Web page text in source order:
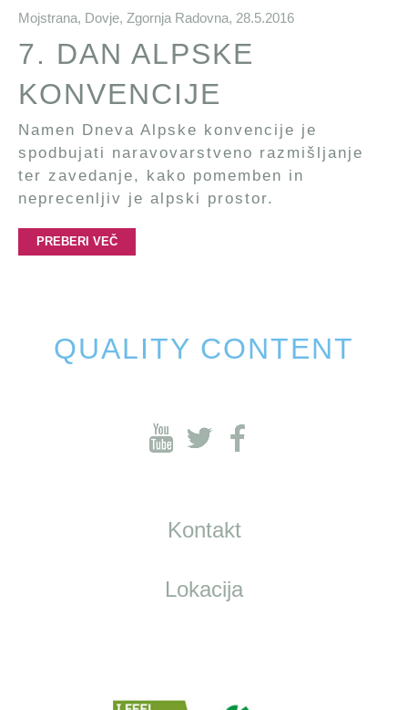
Mojstrana, Dovje, Zgornja Radovna, 28.5.2016
7. DAN ALPSKE
KONVENCIJE
Namen Dneva Alpske konvencije je
spodbujati naravovarstveno razmišljanje
ter zavedanje, kako pomemben in
neprecenljiv je alpski prostor.
PREBERI VEČ
QUALITY CONTENT
Kontakt
Lokacija